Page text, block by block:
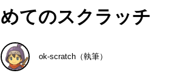
めてのスクラッチ
ok-scratch（執筆）